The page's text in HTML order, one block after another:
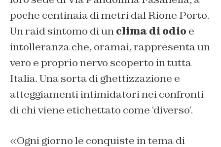
poche centinaia di metri dal Rione Porto.
Un raid sintomo di unclima di odio e
intolleranza che, oramai, rappresenta un
vero e proprio nervo scoperto in tutta
Italia. Una sorta di ghettizzazione e
atteggiamenti intimidatori nei confronti
di chi viene etichettato come ‘diverso’.
«Ogni giorno le conquiste in tema di